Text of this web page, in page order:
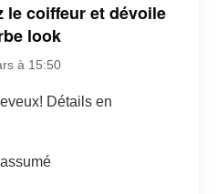
le coiffeur et dévoile
look
à 15:50
Détails en